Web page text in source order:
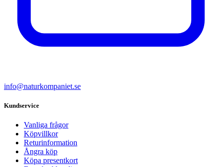
info@naturkompaniet.se
Kundservice
Vanliga frågor
Köpvillkor
Returinformation
Ångra köp
Köpa presentkort